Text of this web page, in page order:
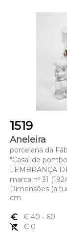
1519
Aneleira
porcelana da
"Casal de
LEMBRANÇA
marca nº 31
Dimensões
cm
euro_symbol € 40 - 60
remove_shopping_cart
€ 0